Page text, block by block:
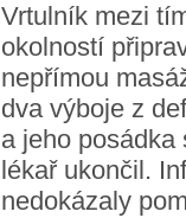
Vrtulník mezi
okolností
nepřímou
dva výboje z
a jeho posádka
lékař ukončil.
nedokázaly